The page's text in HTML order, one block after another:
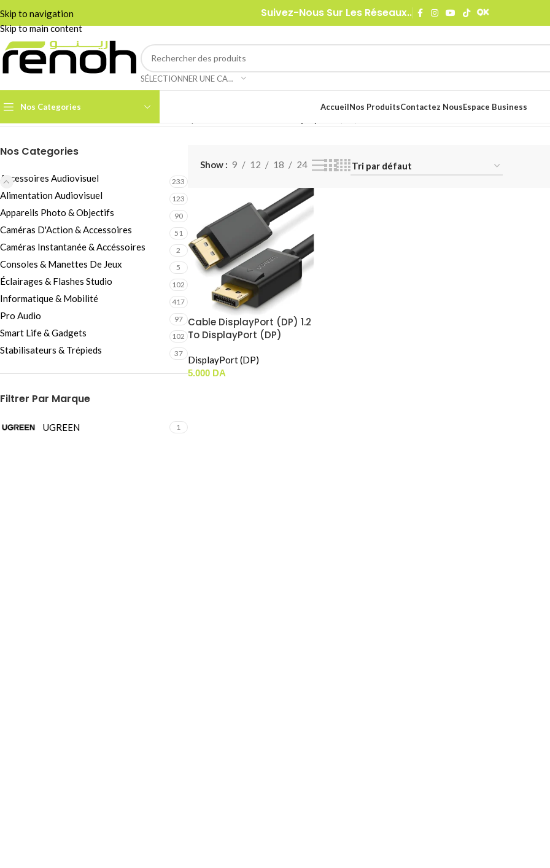
Skip to navigation
Skip to main content
Suivez-Nous Sur Les Réseaux..
SÉLECTIONNER UNE CATÉGORIE
Nos Categories
Accessoires Caméra PTZ
Table
Adaptateurs &
Convertisseurs
Câbles Audio
Câbles Data & Réseau
Câbles Video
Cages & Grips Smartphone
Cartes de Capture Audio /
AccueilNos ProduitsContactez NousEspace Business
Nos Categories
Accessoires Audiovisuel 233
Alimentation Audiovisuel 123
Appareils Photo & Objectifs 90
Caméras D'Action & Accessoires 51
Caméras Instantanée & Accéssoires 2
Consoles & Manettes De Jeux 5
Éclairages & Flashes Studio 102
Informatique & Mobilité 417
Pro Audio 97
Smart Life & Gadgets 102
Stabilisateurs & Trépieds 37
Filtrer Par Marque
UGREEN 1
Show 9 12 18 24
Cable DisplayPort (DP) 1.2
To DisplayPort (DP)
(3m)
DisplayPort (DP)
5.000 DA